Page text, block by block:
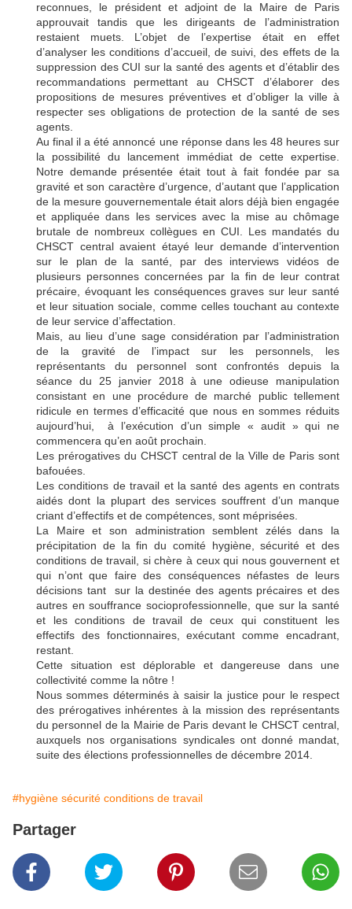
reconnues, le président et adjoint de la Maire de Paris
approuvait tandis que les dirigeants de l’administration
restaient muets. L’objet de l’expertise était en effet
d’analyser les conditions d’accueil, de suivi, des effets de la
suppression des CUI sur la santé des agents et d’établir des
recommandations permettant au CHSCT d’élaborer des
propositions de mesures préventives et d’obliger la ville à
respecter ses obligations de protection de la santé de ses
agents.
Au final il a été annoncé une réponse dans les 48 heures sur
la possibilité du lancement immédiat de cette expertise.
Notre demande présentée était tout à fait fondée par sa
gravité et son caractère d’urgence, d’autant que l’application
de la mesure gouvernementale était alors déjà bien engagée
et appliquée dans les services avec la mise au chômage
brutale de nombreux collègues en CUI. Les mandatés du
CHSCT central avaient étayé leur demande d’intervention
sur le plan de la santé, par des interviews vidéos de
plusieurs personnes concernées par la fin de leur contrat
précaire, évoquant les conséquences graves sur leur santé
et leur situation sociale, comme celles touchant au contexte
de leur service d’affectation.
Mais, au lieu d’une sage considération par l’administration
de la gravité de l’impact sur les personnels, les
représentants du personnel sont confrontés depuis la
séance du 25 janvier 2018 à une odieuse manipulation
consistant en une procédure de marché public tellement
ridicule en termes d’efficacité que nous en sommes réduits
aujourd’hui, à l’exécution d’un simple « audit » qui ne
commencera qu’en août prochain.
Les prérogatives du CHSCT central de la Ville de Paris sont
bafouées.
Les conditions de travail et la santé des agents en contrats
aidés dont la plupart des services souffrent d’un manque
criant d’effectifs et de compétences, sont méprisées.
La Maire et son administration semblent zélés dans la
précipitation de la fin du comité hygiène, sécurité et des
conditions de travail, si chère à ceux qui nous gouvernent et
qui n’ont que faire des conséquences néfastes de leurs
décisions tant sur la destinée des agents précaires et des
autres en souffrance socioprofessionnelle, que sur la santé
et les conditions de travail de ceux qui constituent les
effectifs des fonctionnaires, exécutant comme encadrant,
restant.
Cette situation est déplorable et dangereuse dans une
collectivité comme la nôtre !
Nous sommes déterminés à saisir la justice pour le respect
des prérogatives inhérentes à la mission des représentants
du personnel de la Mairie de Paris devant le CHSCT central,
auxquels nos organisations syndicales ont donné mandat,
suite des élections professionnelles de décembre 2014.
#hygiène sécurité conditions de travail
Partager